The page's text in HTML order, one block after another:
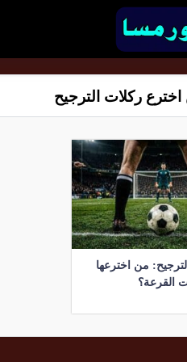
ركلات الترجيح
من اخترعها
القرعة؟